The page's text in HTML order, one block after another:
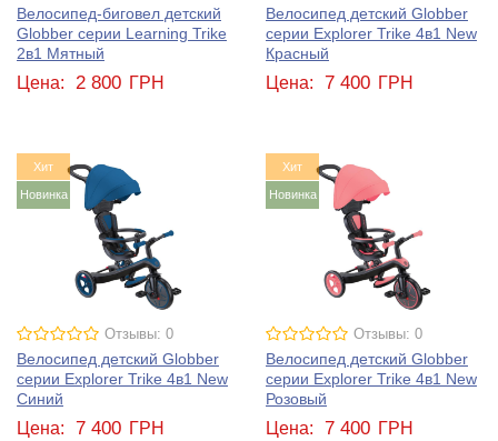
Велосипед-биговел детский
Globber серии Learning Trike
2в1 Мятный
Цена: 2 800 ГРН
Велосипед детский Globber
серии Explorer Trike 4в1 New
Красный
Цена: 7 400 ГРН
Хит
Новинка
Отзывы: 0
Велосипед детский Globber
серии Explorer Trike 4в1 New
Синий
Цена: 7 400 ГРН
Хит
Новинка
Отзывы: 0
Велосипед детский Globber
серии Explorer Trike 4в1 New
Розовый
Цена: 7 400 ГРН